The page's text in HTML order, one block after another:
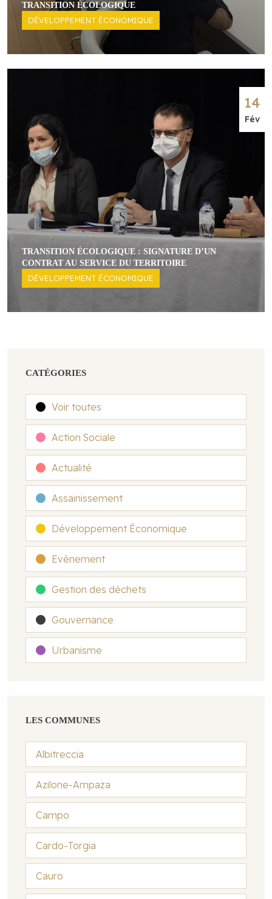
TRANSITION ÉCOLOGIQUE
DÉVELOPPEMENT ÉCONOMIQUE
14
Fév
TRANSITION ÉCOLOGIQUE : SIGNATURE D’UN
CONTRAT AU SERVICE DU TERRITOIRE
DÉVELOPPEMENT ÉCONOMIQUE
CATÉGORIES
Voir toutes
Action Sociale
Actualité
Assainissement
Développement Économique
Evènement
Gestion des déchets
Gouvernance
Urbanisme
LES COMMUNES
Albitreccia
Azilone-Ampaza
Campo
Cardo-Torgia
Cauro